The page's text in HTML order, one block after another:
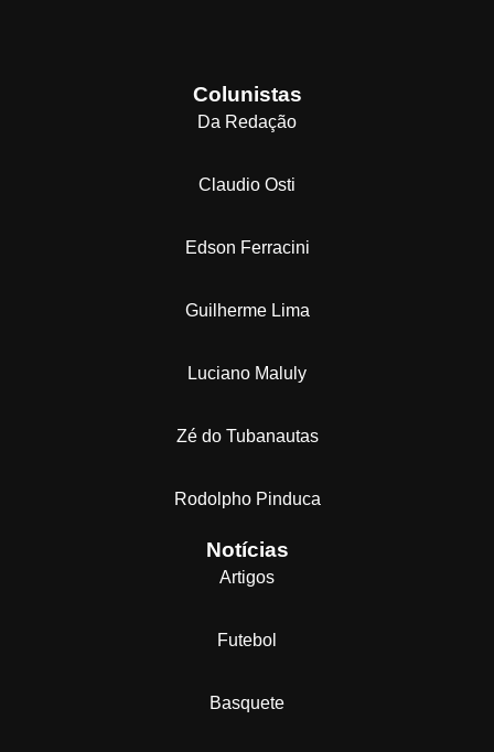
Colunistas
Da Redação
Claudio Osti
Edson Ferracini
Guilherme Lima
Luciano Maluly
Zé do Tubanautas
Rodolpho Pinduca
Notícias
Artigos
Futebol
Basquete